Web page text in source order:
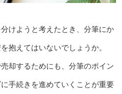
けようと考えたとき、分筆にか
抱えてはいないでしょうか。
却するためにも、分筆のポイン
手続きを進めていくことが重要